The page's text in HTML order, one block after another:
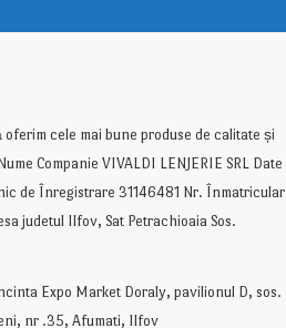
oferim cele mai bune produse de calitate și
Companie VIVALDI LENJERIE SRL Date
de Înregistrare 31146481 Nr. Înmatricular
judetul Ilfov, Sat Petrachioaia Sos.
Expo Market Doraly, pavilionul D, sos.
nr .35, Afumati, Ilfov